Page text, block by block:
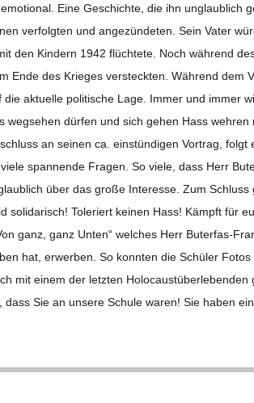
Eine Geschichte, die ihn unglaub­lich
ver­folg­ten und ange­zün­de­ten. Sein Vater
den Kin­dern 1942 flüch­tete. Noch wäh­rend
Ende des Krie­ges ver­steck­ten. Wäh­rend dem
die aktu­elle poli­ti­sche Lage. Immer und immer
weg­se­hen dür­fen und sich gehen Hass
an sei­nen ca. ein­stün­di­gen Vor­trag,
span­nende Fra­gen. So viele, dass Herr
über das große Inter­esse. Zum
soli­da­risch! Tole­riert kei­nen Hass! Kämpft für
ganz, ganz Unten“ wel­ches Herr Buter­­fas-
hat, erwer­ben. So konn­ten die Schü­ler
mit einem der letz­ten
dass Sie an unsere Schule waren! Sie haben